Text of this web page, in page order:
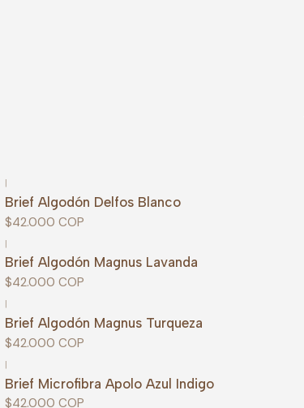
|
Brief Algodón Delfos Blanco
$42.000 COP
|
Brief Algodón Magnus Lavanda
$42.000 COP
|
Brief Algodón Magnus Turqueza
$42.000 COP
|
Brief Microfibra Apolo Azul Indigo
$42.000 COP